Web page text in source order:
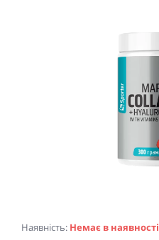
Наявність: Немає в наявності